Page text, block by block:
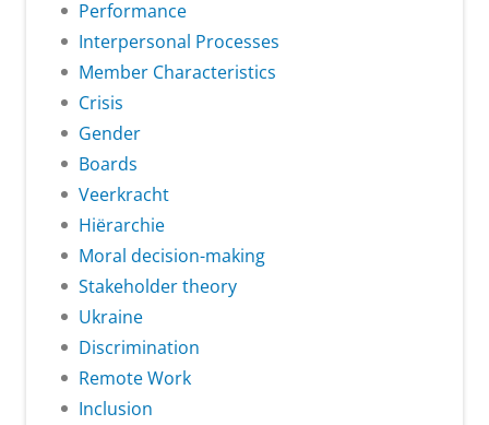
Performance
Interpersonal Processes
Member Characteristics
Crisis
Gender
Boards
Veerkracht
Hiërarchie
Moral decision-making
Stakeholder theory
Ukraine
Discrimination
Remote Work
Inclusion